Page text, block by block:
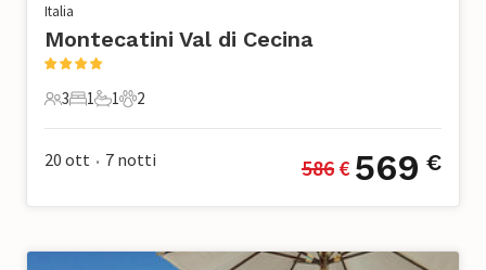
Italia
Montecatini Val di Cecina
3 Ospiti
3
1 Camera da letto
1
1 Bagno
1
2 Animali domestici
2
20 ott • 7 notti 586 € 569 €